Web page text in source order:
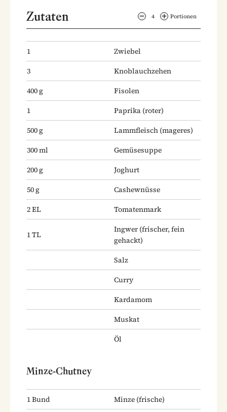
Zutaten 4 Portionen
1
Zwiebel
3
Knoblauchzehen
400g
Fisolen
1
Paprika (roter)
500g Lammfleisch (mageres)
300ml
Gemüsesuppe
200g
Joghurt
50g
Cashewnüsse
2EL Tomatenmark
1TL
Ingwer (frischer, fein
gehackt)
Salz
Curry
Kardamom
Muskat
Öl
Minze-Chutney
1Bund Minze (frische)